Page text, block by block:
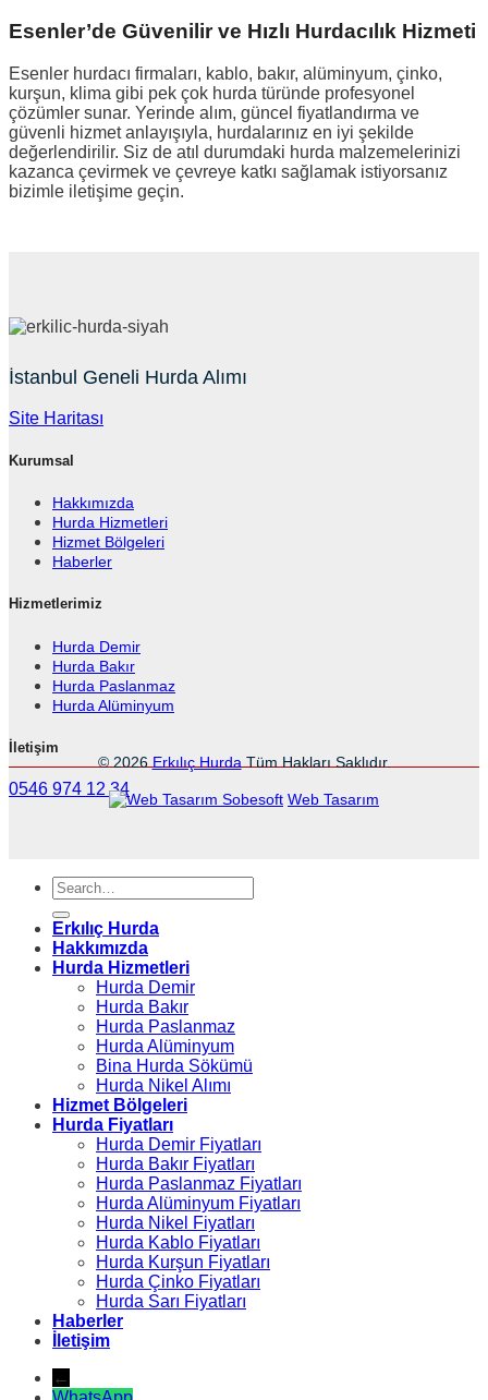
Esenler’de Güvenilir ve Hızlı Hurdacılık Hizmeti
Esenler hurdacı firmaları, kablo, bakır, alüminyum, çinko,
kurşun, klima gibi pek çok hurda türünde profesyonel
çözümler sunar. Yerinde alım, güncel fiyatlandırma ve
güvenli hizmet anlayışıyla, hurdalarınız en iyi şekilde
değerlendirilir. Siz de atıl durumdaki hurda malzemelerinizi
kazanca çevirmek ve çevreye katkı sağlamak istiyorsanız
bizimle iletişime geçin.
İstanbul Geneli Hurda Alımı
Site Haritası
Kurumsal
Hakkımızda
Hurda Hizmetleri
Hizmet Bölgeleri
Haberler
Hizmetlerimiz
Hurda Demir
Hurda Bakır
Hurda Paslanmaz
Hurda Alüminyum
İletişim
0546 974 12 34
© 2026 Erkılıç Hurda Tüm Hakları Saklıdır.
Sobesoft Web Tasarım
Erkılıç Hurda
Hakkımızda
Hurda Hizmetleri
Hurda Demir
Hurda Bakır
Hurda Paslanmaz
Hurda Alüminyum
Bina Hurda Sökümü
Hurda Nikel Alımı
Hizmet Bölgeleri
Hurda Fiyatları
Hurda Demir Fiyatları
Hurda Bakır Fiyatları
Hurda Paslanmaz Fiyatları
Hurda Alüminyum Fiyatları
Hurda Nikel Fiyatları
Hurda Kablo Fiyatları
Hurda Kurşun Fiyatları
Hurda Çinko Fiyatları
Hurda Sarı Fiyatları
Haberler
İletişim
←